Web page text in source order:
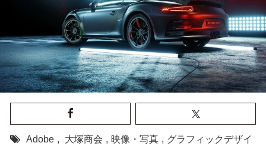
Adobe , 大塚商会 , 映像・写真 , グラフィックデザイ